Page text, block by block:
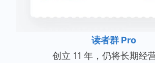
读者群 Pro
创立 11 年，仍将长期经